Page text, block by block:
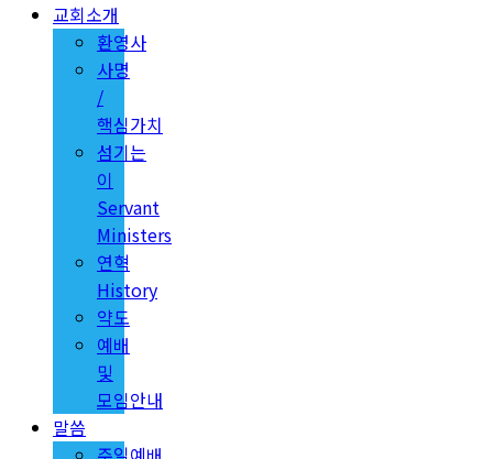
교회소개
환영사
사명
/
핵심가치
섬기는
이
Servant
Ministers
연혁
History
약도
예배
및
모임안내
말씀